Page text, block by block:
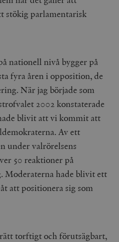
stökig parlamentarisk
nationell nivå bygger på
fyra åren i opposition, de
När jag började som
2002 konstaterade
blivit att vi kommit att
Av ett
under valrörelsens
50 reaktioner på
Moderaterna hade blivit ett
att positionera sig som
torftigt och förutsägbart,